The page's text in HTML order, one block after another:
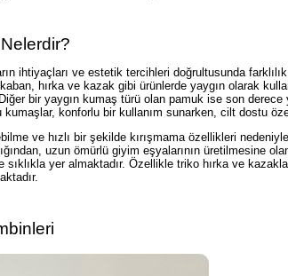
ihtiyaçları ve estetik tercihleri doğrultusunda
hırka ve kazak gibi ürünlerde yaygın olarak
bir yaygın kumaş türü olan pamuk ise son
konforlu bir kullanım sunarken, cilt dostu
ve hızlı bir şekilde kırışmama özellikleri
uzun ömürlü giyim eşyalarının
yer almaktadır. Özellikle triko hırka ve